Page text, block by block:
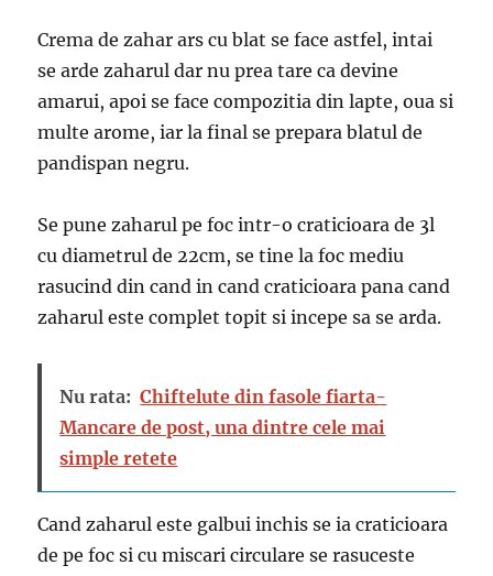
Crema de zahar ars cu blat se face astfel, intai
se arde zaharul dar nu prea tare ca devine
amarui, apoi se face compozitia din lapte, oua si
multe arome, iar la final se prepara blatul de
pandispan negru.
Se pune zaharul pe foc intr-o craticioara de 3l
cu diametrul de 22cm, se tine la foc mediu
rasucind din cand in cand craticioara pana cand
zaharul este complet topit si incepe sa se arda.
Nu rata: Chiftelute din fasole fiarta-
Mancare de post, una dintre cele mai
simple retete
Cand zaharul este galbui inchis se ia craticioara
de pe foc si cu miscari circulare se rasuceste